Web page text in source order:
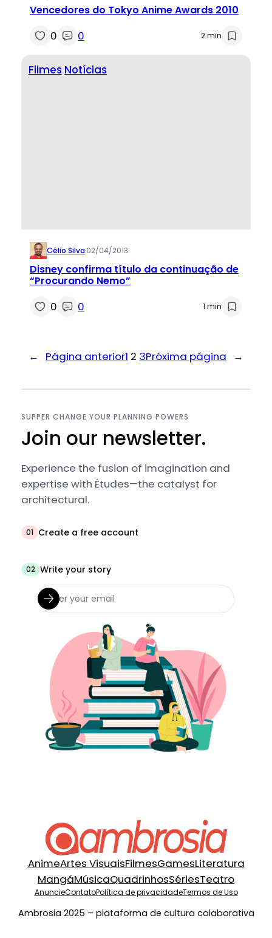
Vencedores do Tokyo Anime Awards 2010
0 0 2 min
Filmes Notícias
Célio Silva·02/04/2013
Disney confirma título da continuação de
“Procurando Nemo”
0 0 1 min
← Página anterior1 2 3Próxima página →
SUPPER CHANGE YOUR PLANNING POWERS
Join our newsletter.
Experience the fusion of imagination and
expertise with Études—the catalyst for
architectural.
01 Create a free account
02 Write your story
AnimeArtes VisuaisFilmesGamesLiteratura
MangáMúsicaQuadrinhosSériesTeatro
AnuncieContatoPolítica de privacidadeTermos de Uso
Ambrosia 2025 – plataforma de cultura colaborativa